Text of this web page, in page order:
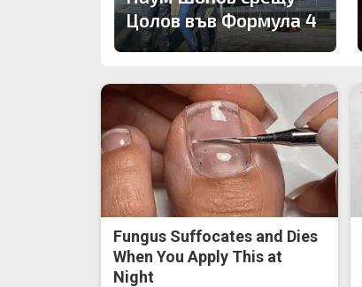
Цолов във Формула 4
Fungus Suffocates and Dies
When You Apply This at
Night